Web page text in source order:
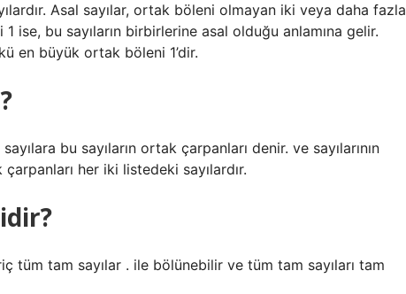
Asal sayılar, ortak böleni olmayan iki veya daha fazla
ise, bu sayıların birbirlerine asal olduğu anlamına gelir.
en büyük ortak böleni 1’dir.
bu sayıların ortak çarpanları denir. ve sayılarının
her iki listedeki sayılardır.
tüm tam sayılar . ile bölünebilir ve tüm tam sayıları tam